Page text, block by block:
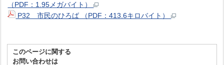
（PDF：1.95メガバイト）
P32 市民のひろば （PDF：413.6キロバイト）
このページに関する
お問い合わせは